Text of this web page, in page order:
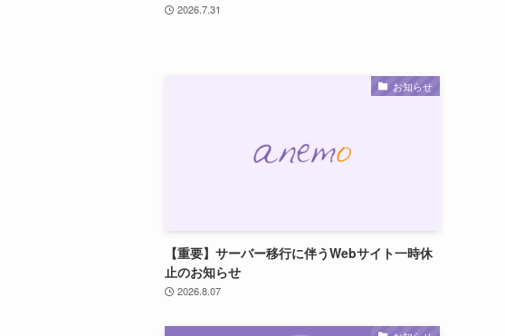
2026.7.31
お知らせ
【重要】サーバー移行に伴うWebサイト一時休
止のお知らせ
2026.8.07